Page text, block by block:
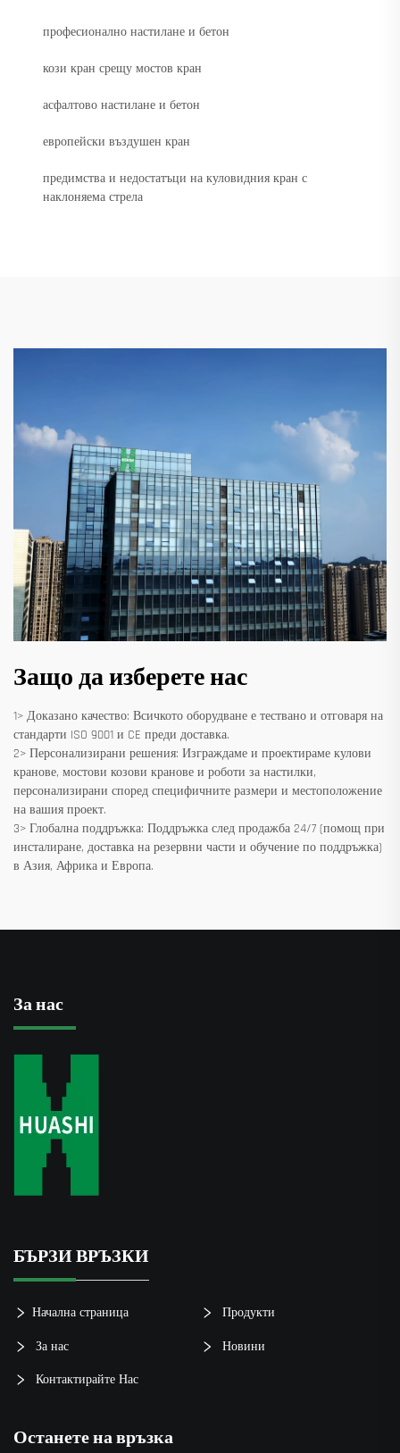
професионално настилане и бетон
кози кран срещу мостов кран
асфалтово настилане и бетон
европейски въздушен кран
предимства и недостатъци на куловидния кран с
наклоняема стрела
Защо да изберете нас
1> Доказано качество: Всичкото оборудване е тествано и отговаря на
стандарти ISO 9001 и CE преди доставка.
2> Персонализирани решения: Изграждаме и проектираме кулови
кранове, мостови козови кранове и роботи за настилки,
персонализирани според специфичните размери и местоположение
на вашия проект.
3> Глобална поддръжка: Поддръжка след продажба 24/7 (помощ при
инсталиране, доставка на резервни части и обучение по поддръжка)
в Азия, Африка и Европа.
За нас
БЪРЗИ ВРЪЗКИ
Начална страница Продукти
За нас Новини
Контактирайте Нас
Останете на връзка